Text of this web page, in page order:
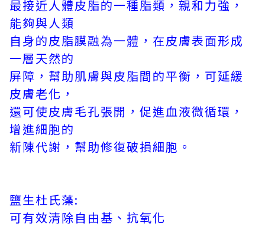
最接近人體皮脂的一種脂類，親和力強，
能夠與人類
自身的皮脂膜融為一體，在皮膚表面形成
一層天然的
屏障，幫助肌膚與皮脂間的平衡，可延緩
皮膚老化，
還可使皮膚毛孔張開，促進血液微循環，
增進細胞的
新陳代謝，幫助修復破損細胞。
鹽生杜氏藻:
可有效清除自由基、抗氧化